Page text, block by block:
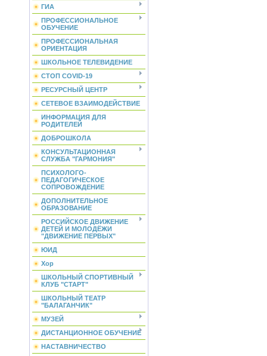
ГИА
ПРОФЕССИОНАЛЬНОЕ
ОБУЧЕНИЕ
ПРОФЕССИОНАЛЬНАЯ
ОРИЕНТАЦИЯ
ШКОЛЬНОЕ ТЕЛЕВИДЕНИЕ
СТОП COVID-19
РЕСУРСНЫЙ ЦЕНТР
СЕТЕВОЕ ВЗАИМОДЕЙСТВИЕ
ИНФОРМАЦИЯ ДЛЯ
РОДИТЕЛЕЙ
ДОБРОШКОЛА
КОНСУЛЬТАЦИОННАЯ
СЛУЖБА "ГАРМОНИЯ"
ПСИХОЛОГО-
ПЕДАГОГИЧЕСКОЕ
СОПРОВОЖДЕНИЕ
ДОПОЛНИТЕЛЬНОЕ
ОБРАЗОВАНИЕ
РОССИЙСКОЕ ДВИЖЕНИЕ
ДЕТЕЙ И МОЛОДЁЖИ
"ДВИЖЕНИЕ ПЕРВЫХ"
ЮИД
Хор
ШКОЛЬНЫЙ СПОРТИВНЫЙ
КЛУБ "СТАРТ"
ШКОЛЬНЫЙ ТЕАТР
"БАЛАГАНЧИК"
МУЗЕЙ
ДИСТАНЦИОННОЕ ОБУЧЕНИЕ
НАСТАВНИЧЕСТВО